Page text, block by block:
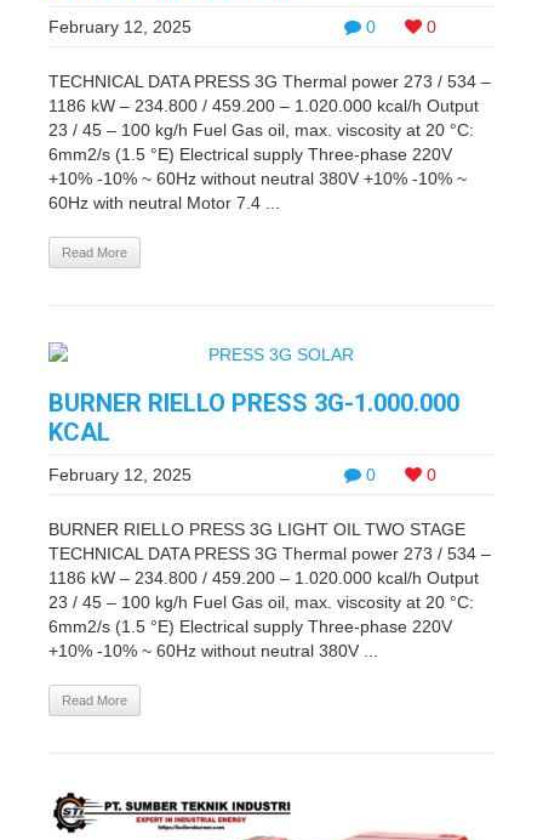
0 0
February 12, 2025
TECHNICAL DATA PRESS 3G Thermal power 273 / 534 –
1186 kW – 234.800 / 459.200 – 1.020.000 kcal/h Output
23 / 45 – 100 kg/h Fuel Gas oil, max. viscosity at 20 °C:
6mm2/s (1.5 °E) Electrical supply Three-phase 220V
+10% -10% ~ 60Hz without neutral 380V +10% -10% ~
60Hz with neutral Motor 7.4 ...
Read More
BURNER RIELLO PRESS 3G-1.000.000
KCAL
0 0
February 12, 2025
BURNER RIELLO PRESS 3G LIGHT OIL TWO STAGE
TECHNICAL DATA PRESS 3G Thermal power 273 / 534 –
1186 kW – 234.800 / 459.200 – 1.020.000 kcal/h Output
23 / 45 – 100 kg/h Fuel Gas oil, max. viscosity at 20 °C:
6mm2/s (1.5 °E) Electrical supply Three-phase 220V
+10% -10% ~ 60Hz without neutral 380V ...
Read More